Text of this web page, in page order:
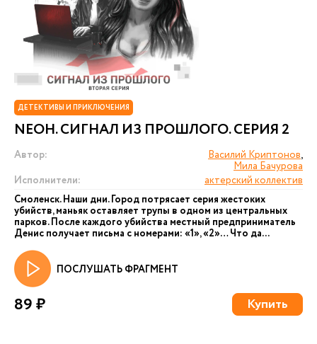
ДЕТЕКТИВЫ И ПРИКЛЮЧЕНИЯ
NEОН. СИГНАЛ ИЗ ПРОШЛОГО. СЕРИЯ 2
Автор: Василий Криптонов,
Мила Бачурова
Исполнители:
актерский коллектив
Смоленск. Наши дни. Город потрясает серия жестоких
убийств, маньяк оставляет трупы в одном из центральных
парков. После каждого убийства местный предприниматель
Денис получает письма с номерами: «1», «2»… Что да...
ПОСЛУШАТЬ ФРАГМЕНТ
89 ₽ Купить